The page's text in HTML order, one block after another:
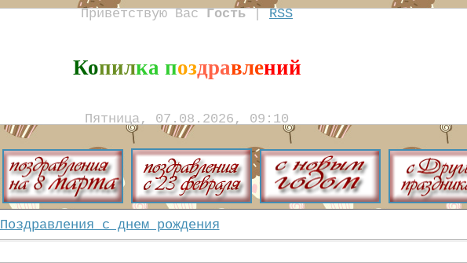
Приветствую Вас Гость|RSS
Копилка поздравлений
Пятница, 07.08.2026, 09:10
Поздравления с днем рождения